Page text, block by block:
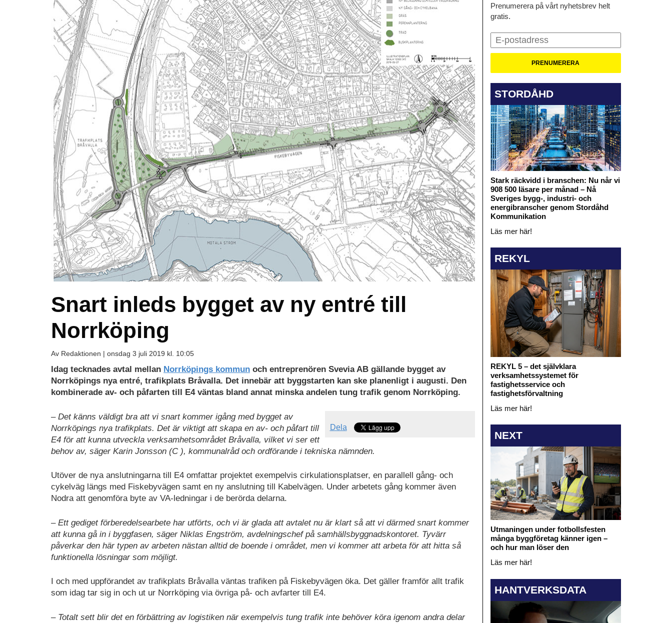
Snart inleds bygget av ny entré till
Norrköping
Av Redaktionen | onsdag 3 juli 2019 kl. 10:05
Idag tecknades avtal mellan Norrköpings kommun och entreprenören Svevia AB gällande bygget av
Norrköpings nya entré, trafikplats Bråvalla. Det innebär att byggstarten kan ske planenligt i augusti. Den
kombinerade av- och påfarten till E4 väntas bland annat minska andelen tung trafik genom Norrköping.
Dela
– Det känns väldigt bra att vi snart kommer igång med bygget av
Norrköpings nya trafikplats. Det är viktigt att skapa en av- och påfart till
E4 för att kunna utveckla verksamhetsområdet Bråvalla, vilket vi ser ett
behov av, säger Karin Jonsson (C ), kommunalråd och ordförande i tekniska nämnden.
Utöver de nya anslutningarna till E4 omfattar projektet exempelvis cirkulationsplatser, en parallell gång- och
cykelväg längs med Fiskebyvägen samt en ny anslutning till Kabelvägen. Under arbetets gång kommer även
Nodra att genomföra byte av VA-ledningar i de berörda delarna.
– Ett gediget förberedelsearbete har utförts, och vi är glada att avtalet nu är klart så att vi därmed snart kommer
att kunna gå in i byggfasen, säger Niklas Engström, avdelningschef på samhällsbyggnadskontoret. Tyvärr
påverkar den här typen av arbeten nästan alltid de boende i området, men vi kommer att arbeta för att hitta så
funktionella lösningar som möjligt.
I och med uppförandet av trafikplats Bråvalla väntas trafiken på Fiskebyvägen öka. Det gäller framför allt trafik
som idag tar sig in och ut ur Norrköping via övriga på- och avfarter till E4.
– Totalt sett blir det en förbättring av logistiken när exempelvis tung trafik inte behöver köra igenom andra delar
Prenumerera på vårt nyhetsbrev helt
gratis.
STORDÅHD
Stark räckvidd i branschen: Nu når vi
908 500 läsare per månad – Nå
Sveriges bygg-, industri- och
energibranscher genom Stordåhd
Kommunikation
Läs mer här!
REKYL
REKYL 5 – det självklara
verksamhetssystemet för
fastighetsservice och
fastighetsförvaltning
Läs mer här!
NEXT
Utmaningen under fotbollsfesten
många byggföretag känner igen –
och hur man löser den
Läs mer här!
HANTVERKSDATA